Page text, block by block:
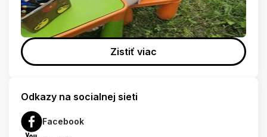
Zistiť viac
Odkazy na socialnej sieti
Facebook